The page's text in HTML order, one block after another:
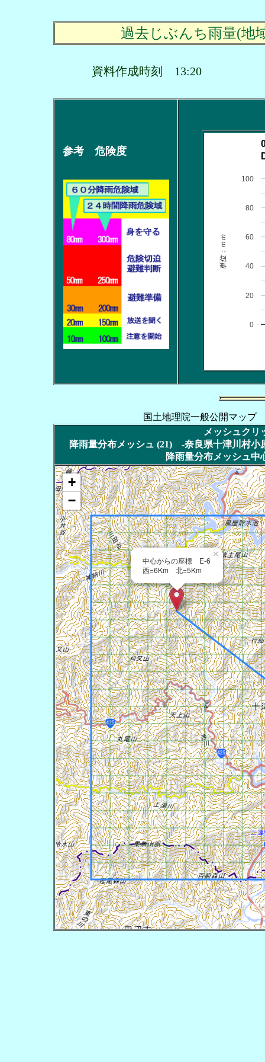
過去じぶんち雨量(地
資料作成時刻 13:20
参考 危険度
0
20
40
60
80
100
単位：ｍｍ
国土地理院一般公開マップ
メッシュクリ
降雨量分布メッシュ (21) -奈良県十津川村
降雨量分布メッシュ
中心からの座標 E-6
西=6Km 北=5Km
×
+
−